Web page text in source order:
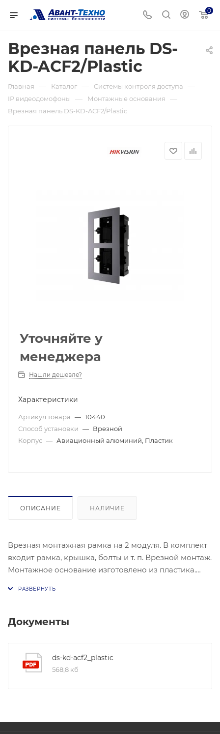
0
Врезная панель DS-
KD-ACF2/Plastic
Главная — Каталог — Системы контроля доступа —
IP видеодомофоны — Монтажные основания —
Врезная панель DS-KD-ACF2/Plastic
Уточняйте у
менеджера
Нашли дешевле?
Характеристики
Артикул товара — 10440
Способ установки — Врезной
Корпус — Авиационный алюминий, Пластик
ОПИСАНИЕ НАЛИЧИЕ
Врезная монтажная рамка на 2 модуля. В комплект
входит рамка, крышка, болты и т. п. Врезной монтаж.
Монтажное основание изготовлено из пластика.
Монтажная рама: 219 х 107 х 32,7мм.
Документы
ds-kd-acf2_plastic
568,8 кб